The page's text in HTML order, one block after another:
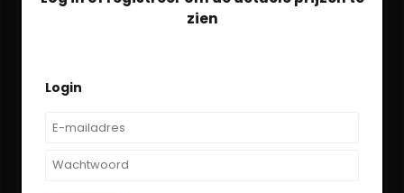
zien
Login
We helpen je graag via Whatsapp!
Kom in contact!